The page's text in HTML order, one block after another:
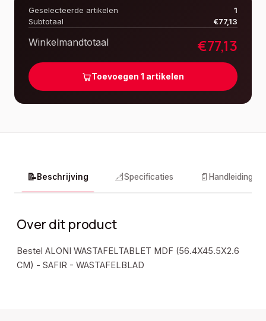
Geselecteerde artikelen
1
Subtotaal
€77,13
Winkelmandtotaal €77,13
Toevoegen 1 artikelen
📝Beschrijving 📐Specificaties 📄 Handleidingen
Over dit product
Bestel ALONI WASTAFELTABLET MDF (56.4X45.5X2.6
CM) - SAFIR - WASTAFELBLAD